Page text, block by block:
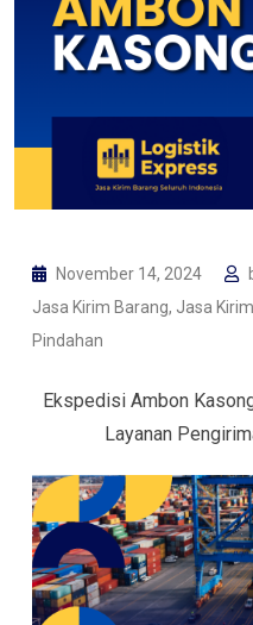
November 14, 2024
Jasa Kirim Barang, Jasa
Pindahan
Ekspedisi Ambon
Layanan